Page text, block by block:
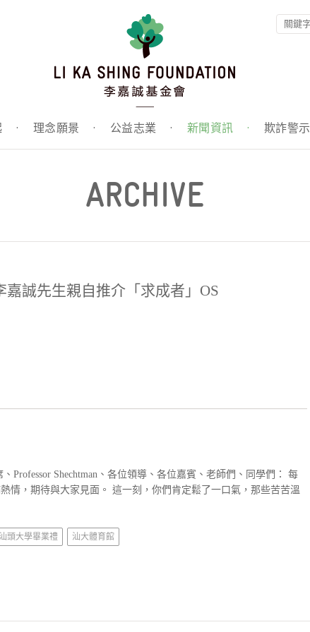
· 理念願景 · 公益志業 · 新聞資訊 · 欺詐警示
ARCHIVE
誠先生親自推介「求成者」OS
Professor Shechtman、各位領導、各位嘉賓、老師們、同學們： 每
情，期待與大家見面。 這一刻，你們肯定鬆了一口氣，那些苦苦溫
頭大學畢業禮 汕大體育館